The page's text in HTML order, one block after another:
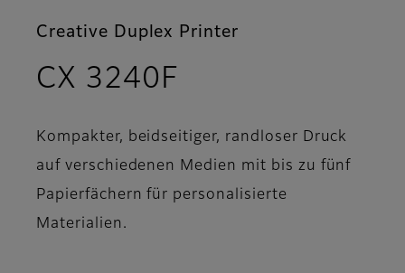
Creative Duplex Printer
CX 3240F
Kompakter, beidseitiger, randloser Druck
auf verschiedenen Medien mit bis zu fünf
Papierfächern für personalisierte
Materialien.